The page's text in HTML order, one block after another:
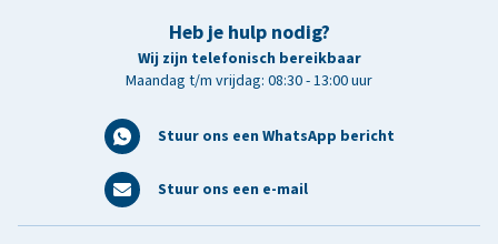
Heb je hulp nodig?
Wij zijn telefonisch bereikbaar
Maandag t/m vrijdag: 08:30 - 13:00 uur
Stuur ons een WhatsApp bericht
Stuur ons een e-mail